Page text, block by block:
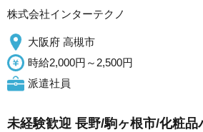
株式会社インターテクノ
大阪府 高槻市
時給2,000円～2,500円
派遣社員
未経験歓迎 長野/駒ヶ根市/化粧品